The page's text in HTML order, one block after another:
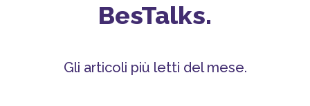
BesTalks.
Gli articoli più letti del mese.